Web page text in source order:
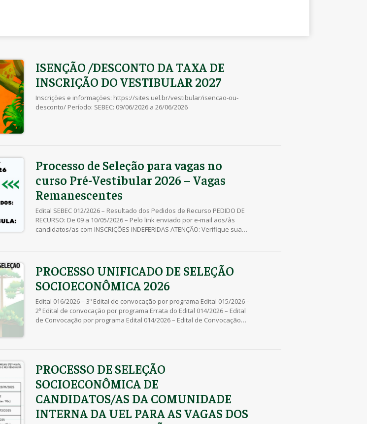
ISENÇÃO /DESCONTO DA TAXA DE
INSCRIÇÃO DO VESTIBULAR 2027
Inscrições e informações: https://sites.uel.br/vestibular/isencao-ou-
desconto/ Período: SEBEC: 09/06/2026 a 26/06/2026
Processo de Seleção para vagas no
curso Pré-Vestibular 2026 – Vagas
Remanescentes
Edital SEBEC 012/2026 – Resultado dos Pedidos de Recurso PEDIDO DE
RECURSO: De 09 a 10/05/2026 – Pelo link enviado por e-mail aos/às
candidatos/as com INSCRIÇÕES INDEFERIDAS ATENÇÃO: Verifique sua
PROCESSO UNIFICADO DE SELEÇÃO
SOCIOECONÔMICA 2026
Edital 016/2026 – 3º Edital de convocação por programa Edital 015/2026 –
2º Edital de convocação por programa Errata do Edital 014/2026 – Edital
de Convocação por programa Edital 014/2026 – Edital de Convocação
e Indeferidas […]
PROCESSO DE SELEÇÃO
SOCIOECONÔMICA DE
CANDIDATOS/AS DA COMUNIDADE
INTERNA DA UEL PARA AS VAGAS DOS